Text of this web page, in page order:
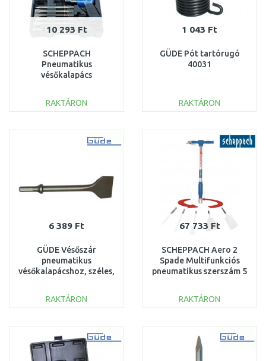
10 293 Ft
SCHEPPACH
Pneumatikus
vésőkalapács
RAKTÁRON
Összehasonlítás
1 043 Ft
GÜDE Pót tartórugó
40031
RAKTÁRON
Összehasonlítás
6 389 Ft
GÜDE Vésőszár
pneumatikus
vésőkalapácshoz, széles,
RAKTÁRON
Összehasonlítás
67 733 Ft
SCHEPPACH Aero 2
Spade Multifunkciós
pneumatikus szerszám 5
RAKTÁRON
Összehasonlítás